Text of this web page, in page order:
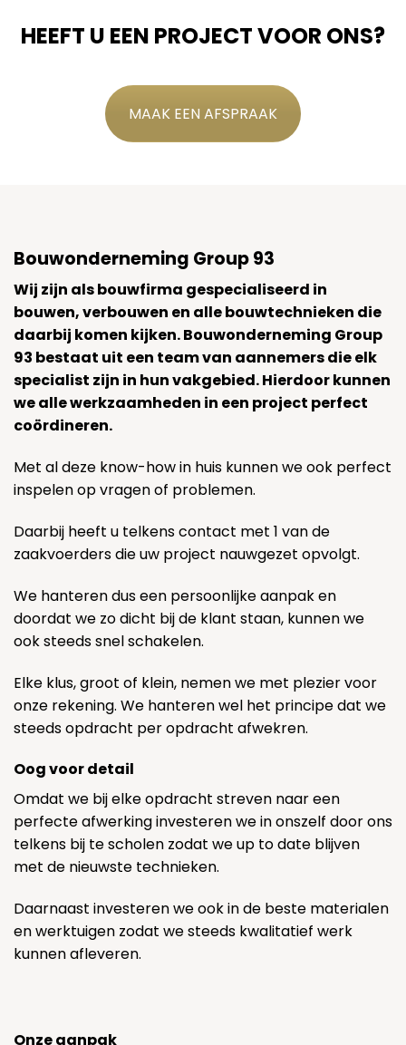
HEEFT U EEN PROJECT VOOR ONS?
MAAK EEN AFSPRAAK
Bouwonderneming Group 93
Wij zijn als bouwfirma gespecialiseerd in
bouwen, verbouwen en alle bouwtechnieken die
daarbij komen kijken. Bouwonderneming Group
93 bestaat uit een team van aannemers die elk
specialist zijn in hun vakgebied. Hierdoor kunnen
we alle werkzaamheden in een project perfect
coördineren.
Met al deze know-how in huis kunnen we ook perfect
inspelen op vragen of problemen.
Daarbij heeft u telkens contact met 1 van de
zaakvoerders die uw project nauwgezet opvolgt.
We hanteren dus een persoonlijke aanpak en
doordat we zo dicht bij de klant staan, kunnen we
ook steeds snel schakelen.
Elke klus, groot of klein, nemen we met plezier voor
onze rekening. We hanteren wel het principe dat we
steeds opdracht per opdracht afwekren.
Oog voor detail
Omdat we bij elke opdracht streven naar een
perfecte afwerking investeren we in onszelf door ons
telkens bij te scholen zodat we up to date blijven
met de nieuwste technieken.
Daarnaast investeren we ook in de beste materialen
en werktuigen zodat we steeds kwalitatief werk
kunnen afleveren.
Onze aanpak